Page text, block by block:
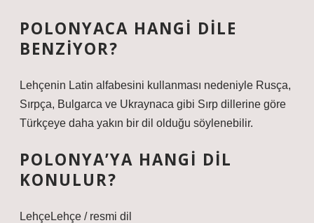
POLONYACA HANGI DILE
BENZIYOR?
Lehçenin Latin alfabesini kullanması nedeniyle Rusça,
Sırpça, Bulgarca ve Ukraynaca gibi Sırp dillerine göre
Türkçeye daha yakın bir dil olduğu söylenebilir.
POLONYA’YA HANGI DIL
KONULUR?
LehçeLehçe / resmi dil